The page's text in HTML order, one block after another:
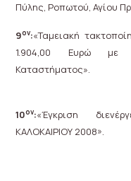
Πύλης, Ροπωτού, Αγίου
9ον:«Ταμειακή
1.904,00 Ευρώ με
Καταστήματος».
10ον:«Έγκριση
ΚΑΛΟΚΑΙΡΙΟΥ 2008».